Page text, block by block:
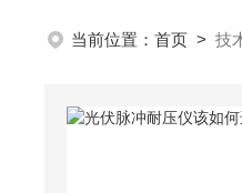
当前位置： 首页 > 技